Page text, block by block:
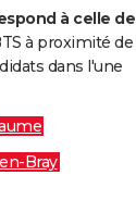
à celle de
à proximité de
dans l'une
Bray